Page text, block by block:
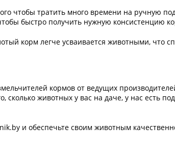
чтобы тратить много времени на ручную
быстро получить нужную консистенцию
корм легче усваивается животными, что
кормов от ведущих
сколько животных у вас на даче, у нас есть
и обеспечьте своим животным